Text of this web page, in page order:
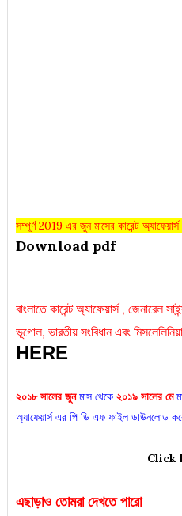
সম্পূর্ণ 2019 এর জুন মাসের কারেন্ট
Download pdf
বাংলাতে কারেন্ট অ্যাফেয়ার্স , জেনারেল
ভূগোল, ভারতীয় সংবিধান এবং
HERE
২০১৮ সালের জুনমাস থেকে ২০১৯ সালের মে
অ্যাফেয়ার্স এর পি ডি এফ ফাইল ডাউনলোড
Click
এছাড়াও তোমরা দেখতে পারো